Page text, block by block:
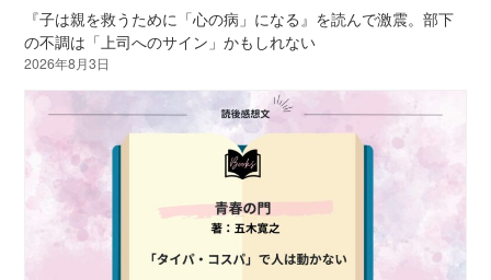
『子は親を救うために「心の病」になる』を読んで激震。部下
の不調は「上司へのサイン」かもしれない
2026年8月3日